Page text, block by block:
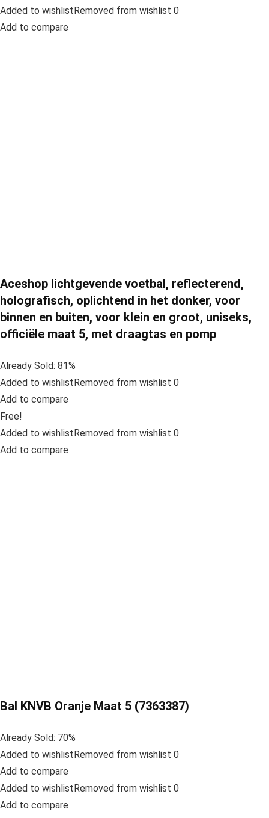
Added to wishlistRemoved from wishlist 0
Add to compare
Aceshop lichtgevende voetbal, reflecterend,
holografisch, oplichtend in het donker, voor
binnen en buiten, voor klein en groot, uniseks,
officiële maat 5, met draagtas en pomp
Already Sold: 81%
Added to wishlistRemoved from wishlist 0
Add to compare
Free!
Added to wishlistRemoved from wishlist 0
Add to compare
Bal KNVB Oranje Maat 5 (7363387)
Already Sold: 70%
Added to wishlistRemoved from wishlist 0
Add to compare
Added to wishlistRemoved from wishlist 0
Add to compare